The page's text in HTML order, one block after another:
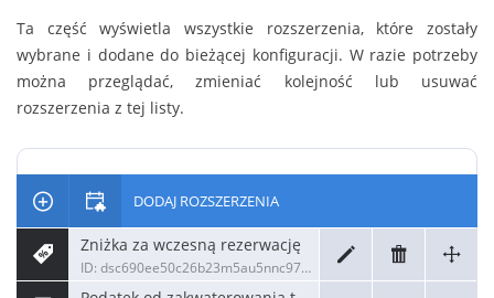
Ta część wyświetla wszystkie rozszerzenia, które zostały
wybrane i dodane do bieżącej konfiguracji. W razie potrzeby
można przeglądać, zmieniać kolejność lub usuwać
rozszerzenia z tej listy.
DODAJ ROZSZERZENIA
Zniżka za wczesną rezerwację
ID: dsc690ee50c26b23m5au5nnc97i4apic